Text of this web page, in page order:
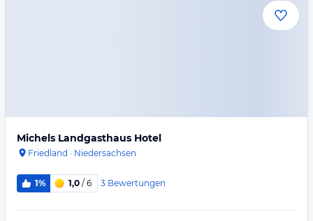
Michels Landgasthaus Hotel
Friedland · Niedersachsen
1% 1,0 / 6 3 Bewertungen